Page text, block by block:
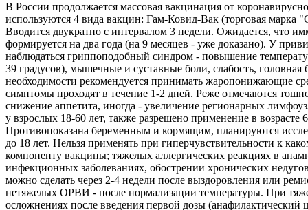
В России продолжается массовая вакцинация от
используются 4 вида вакцин: Гам-Ковид-Вак (торговая марка
Вводится двукратно с интервалом 3 недели. Ожидается, что
формируется на два года (на 9 месяцев - уже доказано). У
наблюдаться гриппоподобный синдром - повышение
39 градусов), мышечные и суставные боли, слабость, головная
необходимости рекомендуется принимать жаропонижающие
симптомы проходят в течение 1-2 дней. Реже отмечаются
снижение аппетита, иногда - увеличение регионарных
у взрослых 18-60 лет, также разрешено применение в возрасте
Противопоказана беременным и кормящим, планируются
до 18 лет. Нельзя применять при гиперчувствительности к
компоненту вакцины; тяжелых аллергических реакциях в
инфекционных заболеваниях, обострении хронических
можно сделать через 2-4 недели после выздоровления или
нетяжелых ОРВИ - после нормализации температуры. При
осложнениях после введения первой дозы